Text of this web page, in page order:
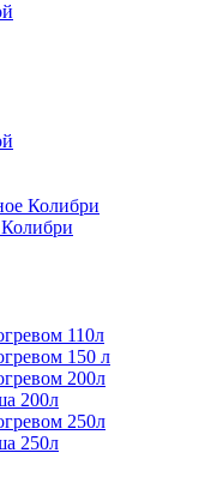
Колибри
110л
150 л
200л
200л
250л
250л